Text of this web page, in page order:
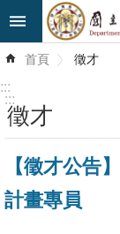
跳到主要內容區塊
階
最
新
消
息
首頁 徵才
:::
:::
徵才
【徵才公告
計畫專員